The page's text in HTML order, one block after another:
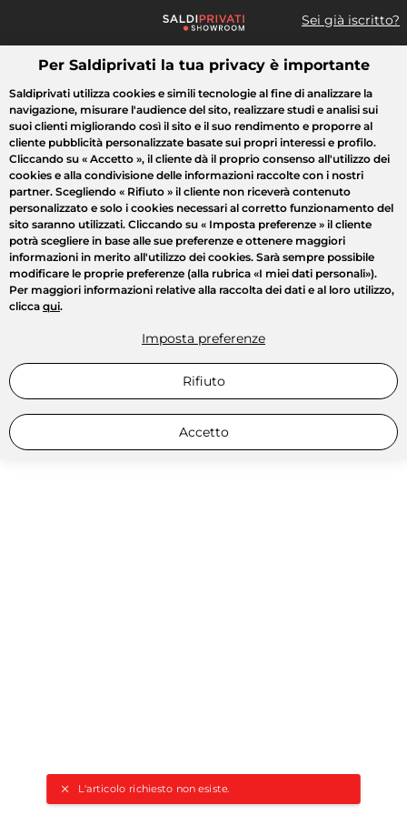
Sei già iscritto?
Cosa cerchi?
L'articolo richiesto non esiste.
Tutte le vendite Moda Casa Bellezza Elettrodomestici
Per Saldiprivati la tua privacy è importante
Saldiprivati utilizza cookies e simili tecnologie al fine di analizzare la
navigazione, misurare l'audience del sito, realizzare studi e analisi sui
suoi clienti migliorando così il sito e il suo rendimento e proporre al
cliente pubblicità personalizzate basate sui propri interessi e profilo.
Cliccando su « Accetto », il cliente dà il proprio consenso all'utilizzo dei
cookies e alla condivisione delle informazioni raccolte con i nostri
partner. Scegliendo « Rifiuto » il cliente non riceverà contenuto
personalizzato e solo i cookies necessari al corretto funzionamento del
sito saranno utilizzati. Cliccando su « Imposta preferenze » il cliente
potrà scegliere in base alle sue preferenze e ottenere maggiori
informazioni in merito all'utilizzo dei cookies. Sarà sempre possibile
modificare le proprie preferenze (alla rubrica «I miei dati personali»).
Per maggiori informazioni relative alla raccolta dei dati e al loro utilizzo,
clicca qui.
Imposta preferenze
Rifiuto
Accetto